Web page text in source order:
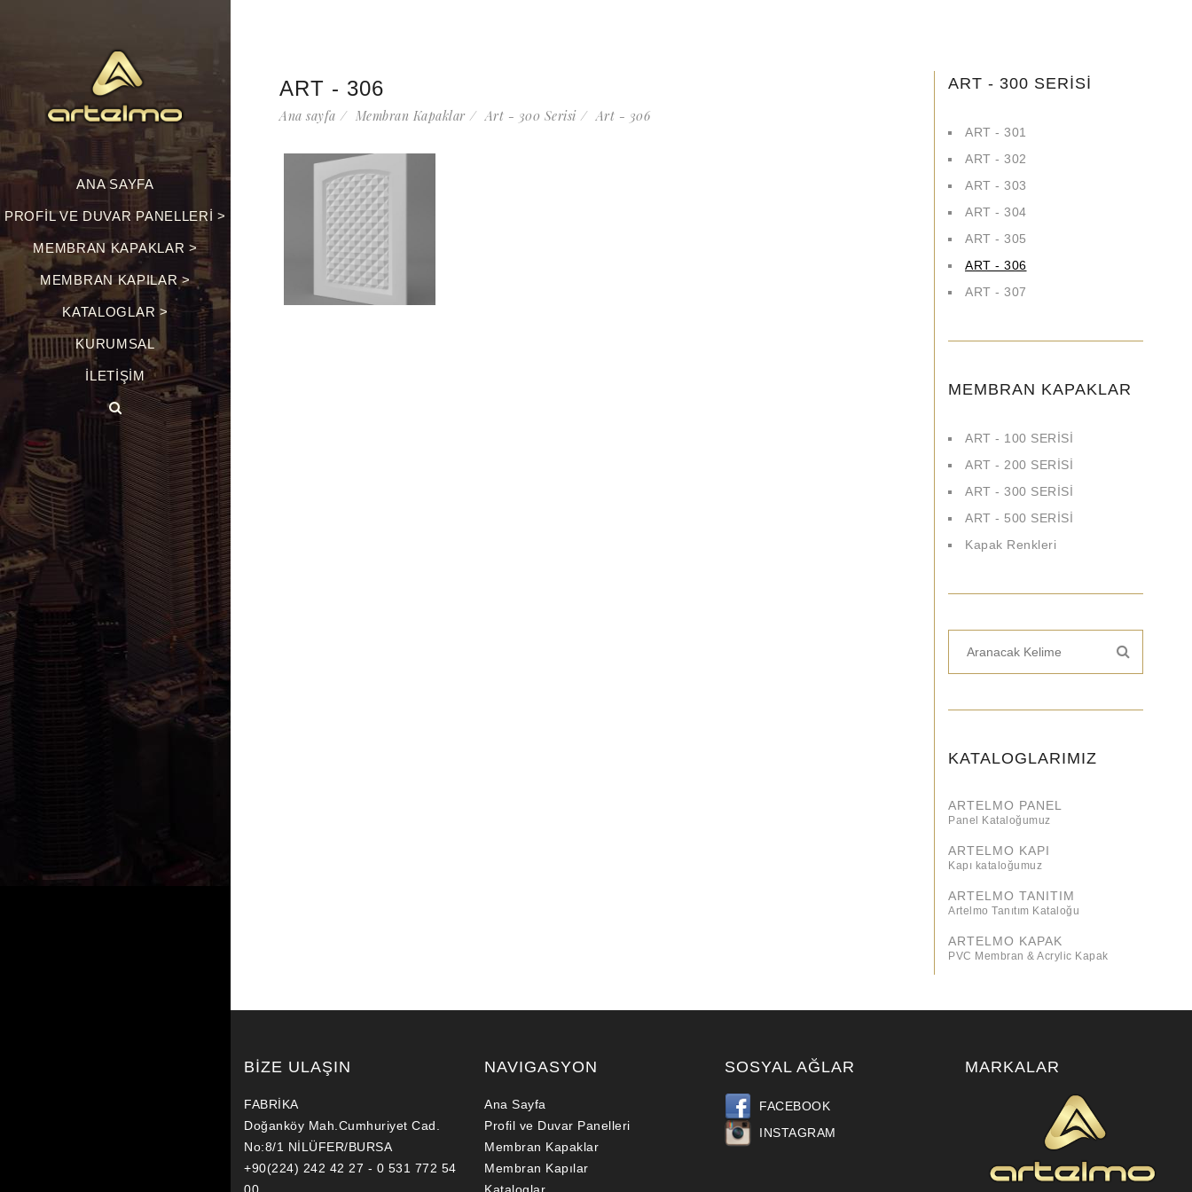
ANA SAYFA
PROFIL VE DUVAR PANELLERI >
MEMBRAN KAPAKLAR >
MEMBRAN KAPILAR >
KATALOGLAR >
KURUMSAL
İLETIŞIM
ART - 306
Ana sayfa Membran Kapaklar Art - 300 Serisi Art - 306
ART - 300 SERİSİ
ART - 301
ART - 302
ART - 303
ART - 304
ART - 305
ART - 306
ART - 307
MEMBRAN KAPAKLAR
ART - 100 SERİSİ
ART - 200 SERİSİ
ART - 300 SERİSİ
ART - 500 SERİSİ
Kapak Renkleri
KATALOGLARIMIZ
ARTELMO PANEL
Panel Kataloğumuz
ARTELMO KAPI
Kapı kataloğumuz
ARTELMO TANITIM
Artelmo Tanıtım Kataloğu
ARTELMO KAPAK
PVC Membran & Acrylic Kapak
BİZE ULAŞIN
FABRİKA
Doğanköy Mah.Cumhuriyet Cad.
No:8/1 NİLÜFER/BURSA
+90(224) 242 42 27 - 0 531 772 54
NAVIGASYON
Ana Sayfa
Profil ve Duvar Panelleri
Membran Kapaklar
Membran Kapılar
SOSYAL AĞLAR
FACEBOOK
INSTAGRAM
MARKALAR